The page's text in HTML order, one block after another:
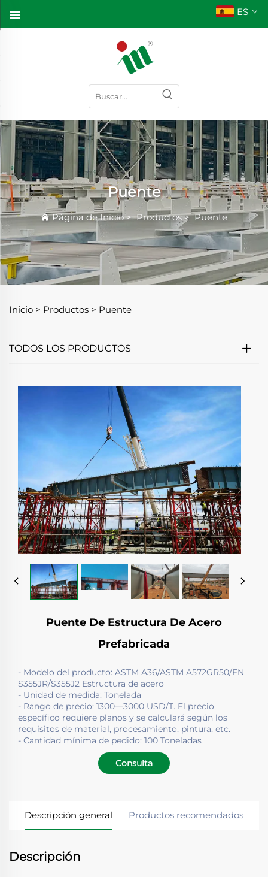
ES
Puente
Página de Inicio>Productos>Puente
Inicio > Productos > Puente
TODOS LOS PRODUCTOS
Puente De Estructura De Acero
Prefabricada
- Modelo del producto: ASTM A36/ASTM A572GR50/EN
S355JR/S355J2 Estructura de acero
- Unidad de medida: Tonelada
- Rango de precio: 1300—3000 USD/T. El precio
específico requiere planos y se calculará según los
requisitos de material, procesamiento, pintura, etc.
- Cantidad mínima de pedido: 100 Toneladas
Consulta
Descripción general Productos recomendados
Descripción